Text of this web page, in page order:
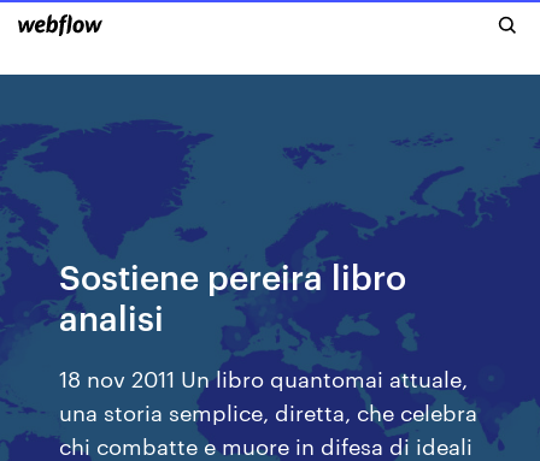
Sostiene pereira libro
analisi
18 nov 2011 Un libro quantomai attuale,
una storia semplice, diretta, che celebra
chi combatte e muore in difesa di ideali